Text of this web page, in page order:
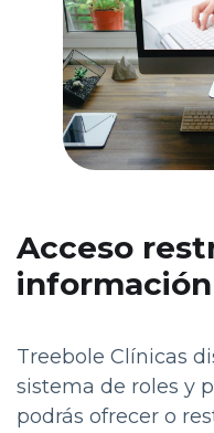
Acceso
información
Treebole Clínicas
sistema de roles y
podrás ofrecer o